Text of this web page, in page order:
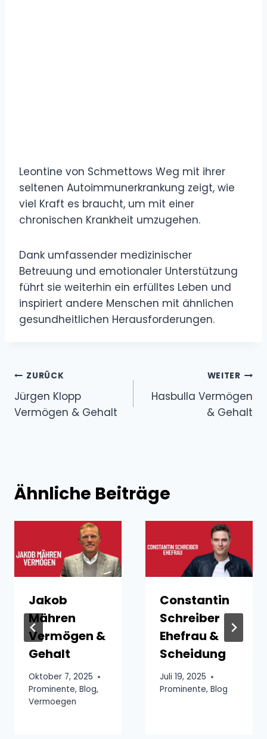
Leontine von Schmettows Weg mit ihrer
seltenen Autoimmunerkrankung zeigt, wie
viel Kraft es braucht, um mit einer
chronischen Krankheit umzugehen.
Dank umfassender medizinischer
Betreuung und emotionaler Unterstützung
führt sie weiterhin ein erfülltes Leben und
inspiriert andere Menschen mit ähnlichen
gesundheitlichen Herausforderungen.
Beitragsnavigation
ZURÜCK
Jürgen Klopp
Vermögen & Gehalt
WEITER
Hasbulla Vermögen
& Gehalt
Ähnliche Beiträge
Jakob
Mähren
Vermögen &
Gehalt
Oktober 7, 2025
Prominente, Blog,
Vermoegen
Constantin
Schreiber
Ehefrau &
Scheidung
Juli 19, 2025
Prominente, Blog